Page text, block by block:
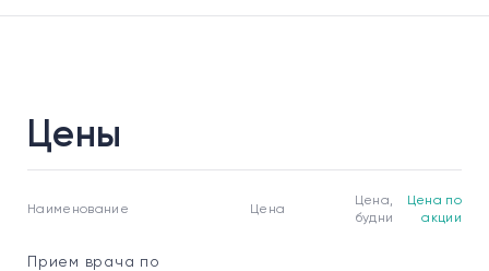
Цены
Наименование Цена
Цена,
будни
Цена по
акции
Прием врача по